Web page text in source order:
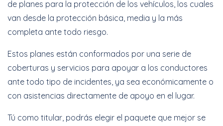
de planes para la protección de los vehículos, los cuales
van desde la protección básica, media y la más
completa ante todo riesgo.
Estos planes están conformados por una serie de
coberturas y servicios para apoyar a los conductores
ante todo tipo de incidentes, ya sea económicamente o
con asistencias directamente de apoyo en el lugar.
Tú como titular, podrás elegir el paquete que mejor se